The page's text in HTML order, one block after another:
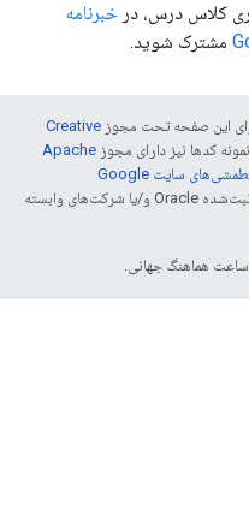
کلاس درس، در خبرنامه
مشترک شوید.
این صفحه تحت مجوز Creative
کدها نیز دارای مجوز Apache
خطمشی‌های سایت Google
مراجعه کنید. جاوا علامت تجاری ثبت‌شده Oracle و/یا شرکت‌های وابسته